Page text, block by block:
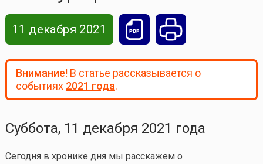
11 декабря 2021
Внимание!В статье рассказывается о
событиях 2021 года.
Суббота, 11 декабря 2021 года
Сегодня в хронике дня мы расскажем о